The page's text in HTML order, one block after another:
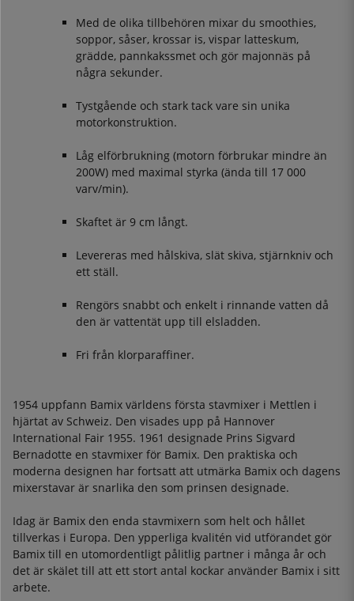
Med de olika tillbehören mixar du smoothies,
soppor, såser, krossar is, vispar latteskum,
grädde, pannkakssmet och gör majonnäs på
några sekunder.
Tystgående och stark tack vare sin unika
motorkonstruktion.
Låg elförbrukning (motorn förbrukar mindre än
200W) med maximal styrka (ända till 17 000
varv/min).
Skaftet är 9 cm långt.
Levereras med hålskiva, slät skiva, stjärnkniv och
ett ställ.
Rengörs snabbt och enkelt i rinnande vatten då
den är vattentät upp till elsladden.
Fri från klorparaffiner.
1954 uppfann Bamix världens första stavmixer i Mettlen i
hjärtat av Schweiz. Den visades upp på Hannover
International Fair 1955. 1961 designade Prins Sigvard
Bernadotte en stavmixer för Bamix. Den praktiska och
moderna designen har fortsatt att utmärka Bamix och dagens
mixerstavar är snarlika den som prinsen designade.
Idag är Bamix den enda stavmixern som helt och hållet
tillverkas i Europa. Den ypperliga kvalitén vid utförandet gör
Bamix till en utomordentligt pålitlig partner i många år och
det är skälet till att ett stort antal kockar använder Bamix i sitt
arbete.